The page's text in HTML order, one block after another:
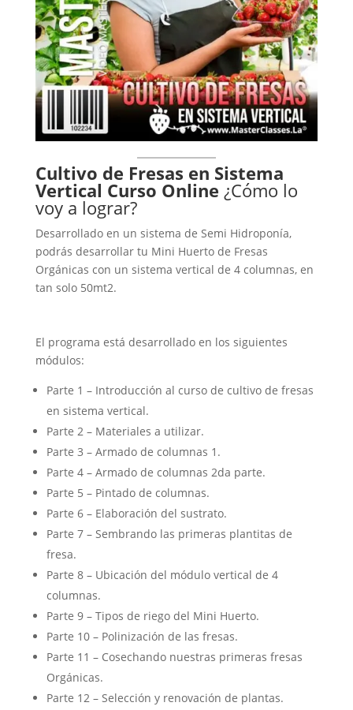
Cultivo de Fresas en Sistema
Vertical Curso Online ¿Cómo lo
voy a lograr?
Desarrollado en un sistema de Semi Hidroponía,
podrás desarrollar tu Mini Huerto de Fresas
Orgánicas con un sistema vertical de 4 columnas, en
tan solo 50mt2.
El programa está desarrollado en los siguientes
módulos:
Parte 1 – Introducción al curso de cultivo de fresas
en sistema vertical.
Parte 2 – Materiales a utilizar.
Parte 3 – Armado de columnas 1.
Parte 4 – Armado de columnas 2da parte.
Parte 5 – Pintado de columnas.
Parte 6 – Elaboración del sustrato.
Parte 7 – Sembrando las primeras plantitas de
fresa.
Parte 8 – Ubicación del módulo vertical de 4
columnas.
Parte 9 – Tipos de riego del Mini Huerto.
Parte 10 – Polinización de las fresas.
Parte 11 – Cosechando nuestras primeras fresas
Orgánicas.
Parte 12 – Selección y renovación de plantas.